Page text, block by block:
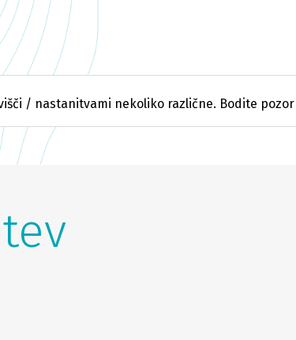
/ nastanitvami nekoliko različne. Bodite